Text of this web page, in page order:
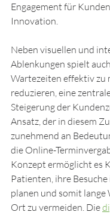
Engagement für
Innovation.
Neben visuellen und
Ablenkungen spielt
Wartezeiten effektiv zu
reduzieren, eine
Steigerung der
Ansatz, der in diesem
zunehmend an
die Online-
Konzept ermöglicht es
Patienten, ihre Besuche
planen und somit
Ort zu vermeiden. Die